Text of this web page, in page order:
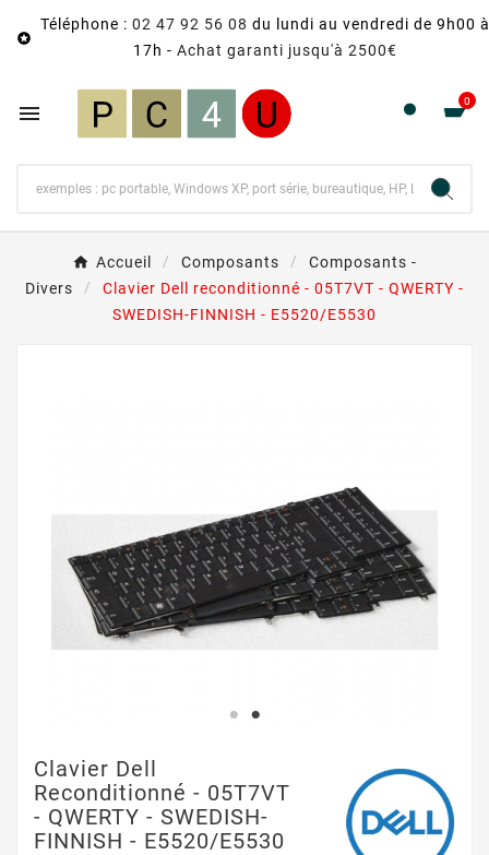

Téléphone : 02 47 92 56 08 du lundi au vendredi de 9h00 à
17h - Achat garanti jusqu'à 2500€
 0
Accueil Composants
Composants -
Divers
Clavier Dell reconditionné - 05T7VT - QWERTY -
SWEDISH-FINNISH - E5520/E5530
Clavier Dell
Reconditionné - 05T7VT
- QWERTY - SWEDISH-
FINNISH - E5520/E5530